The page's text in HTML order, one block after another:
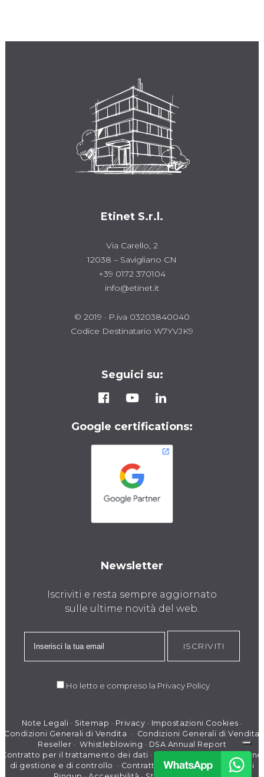
Etinet S.r.l.
Via Carello, 2
12038 – Savigliano CN
+39 0172 370104
info@etinet.it
© 2019 · P.iva 03203840040
Codice Destinatario W7YVJK9
Seguici su:
Google certifications:
Newsletter
Iscriviti e resta sempre aggiornato
sulle ultime novità del web.
ISCRIVITI
Ho letto e compreso la Privacy Policy
Note Legali · Sitemap · Privacy · Impostazioni Cookies ·
Condizioni Generali di Vendita · Condizioni Generali di Vendita
Reseller · Whistleblowing · DSA Annual Report
Contratto per il trattamento dei dati ·Modello di organizzazione
di gestione e di controllo
· Contratto per il Trattamento dati